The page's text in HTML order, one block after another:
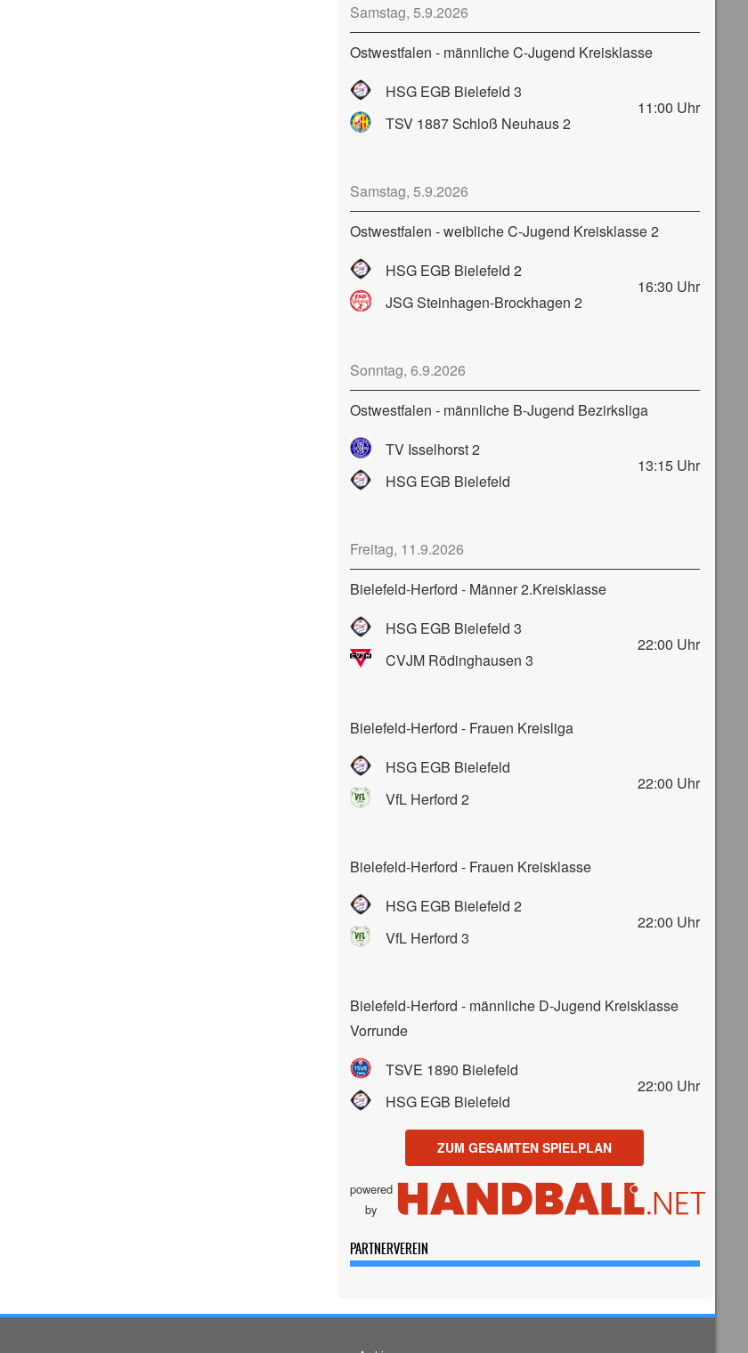
Samstag, 5.9.2026
Ostwestfalen - männliche C-Jugend Kreisklasse
HSG EGB Bielefeld 3
TSV 1887 Schloß Neuhaus 2
11:00 Uhr
Samstag, 5.9.2026
Ostwestfalen - weibliche C-Jugend Kreisklasse 2
HSG EGB Bielefeld 2
JSG Steinhagen-Brockhagen 2
16:30 Uhr
Sonntag, 6.9.2026
Ostwestfalen - männliche B-Jugend Bezirksliga
TV Isselhorst 2
HSG EGB Bielefeld
13:15 Uhr
Freitag, 11.9.2026
Bielefeld-Herford - Männer 2.Kreisklasse
HSG EGB Bielefeld 3
CVJM Rödinghausen 3
22:00 Uhr
Bielefeld-Herford - Frauen Kreisliga
HSG EGB Bielefeld
VfL Herford 2
22:00 Uhr
Bielefeld-Herford - Frauen Kreisklasse
HSG EGB Bielefeld 2
VfL Herford 3
22:00 Uhr
Bielefeld-Herford - männliche D-Jugend Kreisklasse
Vorrunde
TSVE 1890 Bielefeld
HSG EGB Bielefeld
22:00 Uhr
ZUM GESAMTEN SPIELPLAN
powered
by
PARTNERVEREIN